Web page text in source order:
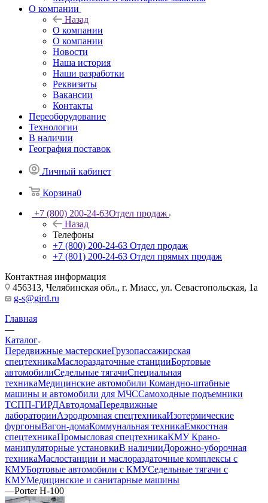
О компании
Назад
О компании
О компании
Новости
Наша история
Наши разработки
Реквизиты
Вакансии
Контакты
Переоборудование
Технологии
В наличии
География поставок
Личный кабинет
Корзина0
+7 (800) 200-24-63Отдел продаж
Назад
Телефоны
+7 (800) 200-24-63 Отдел продаж
+7 (801) 200-24-63 Отдел прямых продаж
Контактная информация
456313, Челябинская обл., г. Миасс, ул. Севастопольская, 1а
g-s@gird.ru
Главная
—
Каталог
Передвижные мастерскиеГрузопассажирская
спецтехникаМаслораздаточные станцииБортовые
автомобилиСедельные тягачиСпециальная
техникаМедицинские автомобили Командно-штабные
машины и автомобили для МЧССамоходные подъемники
ТСПП-ГИРДАвтодомаПередвижные
лабораторииАэродромная спецтехникаИзотермические
фургоныВагон-домаКоммунальная техникаЕмкостная
спецтехникаПромысловая спецтехникаКМУ Крано-
манипуляторные установкиВ наличииДорожно-уборочная
техникаМаслостанции и маслораздаточные комплексы с
КМУБортовые автомобили с КМУСедельные тягачи с
КМУМедицинские и санитарные машины
—Porter H-100